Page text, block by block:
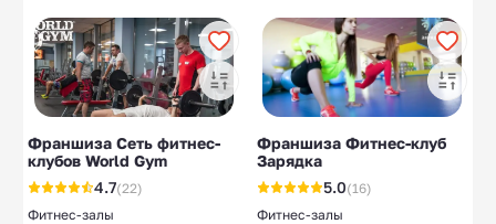
Франшиза Сеть фитнес-
клубов World Gym
4.7(22)
Фитнес-залы
Франшиза Фитнес-клуб
Зарядка
5.0(16)
Фитнес-залы